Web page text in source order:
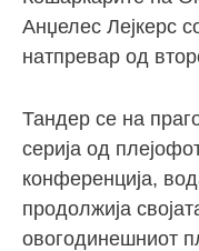
Анџелес Лејкерс
натпревар од
Тандер се на
серија од
конференција,
продолжија
овогодинешниот